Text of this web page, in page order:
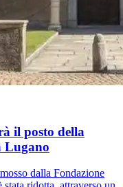
il posto della
Lugano
dalla Fondazione